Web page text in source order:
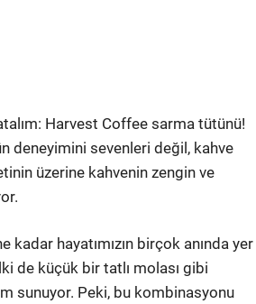
Harvest Coffee sarma tütünü!
deneyimini sevenleri değil, kahve
üzerine kahvenin zengin ve
hayatımızın birçok anında yer
de küçük bir tatlı molası gibi
sunuyor. Peki, bu kombinasyonu